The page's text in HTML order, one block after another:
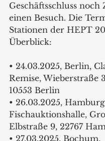
Geschäftsschluss
einen Besuch. Die
Stationen der HEPT
Überblick:
• 24.03.2025, Berlin,
Remise, Wieberstraße
10553 Berlin
• 26.03.2025,
Fischauktionshalle,
Elbstraße 9, 22767
• 27.03.2025, Bochum,